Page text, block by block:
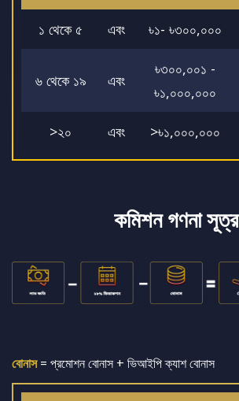
১ থেকে ৫ এবং ৳১- ৳৩০০,০০০
৬ থেকে ১৯ এবং
৳৩০০,০০১ -
৳১,০০০,০০০
>২০ এবং >৳১,০০০,০০০
কমিশন গণনা সূত্র
বোনাস= প্রমোশন বোনাস + ভিআইপি ক্যাশ বোনাস